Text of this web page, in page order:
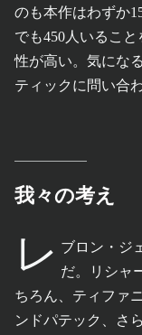
のも本作はわずか
でも450人いるこ
性が高い。気にな
ティックに問い合
我々の考え
レ ブロン・ジ
だ。リシャ
ちろん、ティファ
ンドパテック、さ